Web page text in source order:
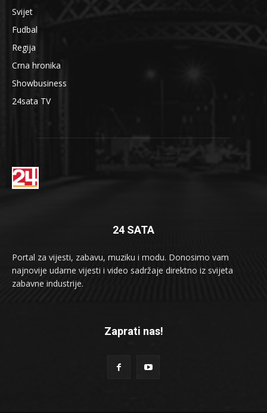
Svijet
Fudbal
Regija
Crna hronika
Showbusiness
24sata TV
24 SATA
Portal za vijesti, zabavu, muziku i modu. Donosimo vam
najnovije udarne vijesti i video sadržaje direktno iz svijeta
zabavne industrije.
Zaprati nas!